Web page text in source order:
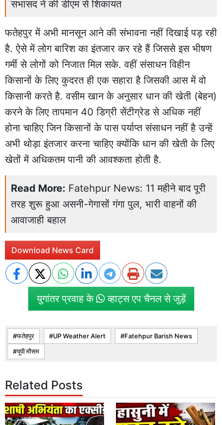
सभासद ने की डीएम से शिकायत
फतेहपुर में अभी मानसून आने की संभावना नहीं दिखाई पड़ रही
है. ऐसे में लोग बारिश का इंतजार कर रहे हैं जिससे इस भीषण
गर्मी से लोगों को निजात मिल सके. वहीं संसाधन विहीन
किसानों के लिए कुदरत ही एक सहारा है जिसकी आस में वो
किसानी करते है. वसीम खान के अनुसार धान की खेती (बेहन)
करने के लिए तापमान 40 डिग्री सेंटीग्रेड से अधिक नहीं
होना चाहिए जिन किसानों के पास पर्याप्त संसाधन नहीं है उन्हें
अभी थोड़ा इंतजार करना चाहिए क्योंकि धान की खेती के लिए
खेतों में अधिकतम पानी की आवश्कता होती है.
Read More: Fatehpur News: 11 महीने बाद पूरी
तरह शुरू हुआ असनी-गेगासों गंगा पुल, भारी वाहनों की
आवाजाही बहाल
Download News Card
युगांतर प्रवाह के व्हाट्स एप चैनल से जुड़ें
फतेहपुर UP Weather Alert Fatehpur Barish News
यूपी मौसम
Related Posts